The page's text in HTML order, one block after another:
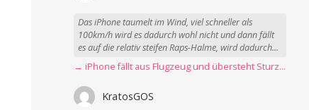
Das iPhone taumelt im Wind, viel schneller als
100km/h wird es dadurch wohl nicht und dann fällt
es auf die relativ steifen Raps-Halme, wird dadurch...
→ iPhone fällt aus Flugzeug und übersteht Sturz unbeschadet
KratosGOS